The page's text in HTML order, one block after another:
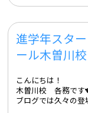
進学年スタ
ール木曽川校
こんにちは！
木曽川校 各務です
ブログでは久々の登